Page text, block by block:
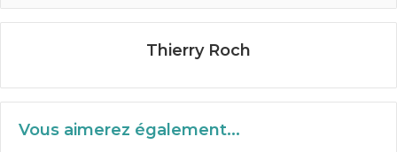
Thierry Roch
Vous aimerez également...